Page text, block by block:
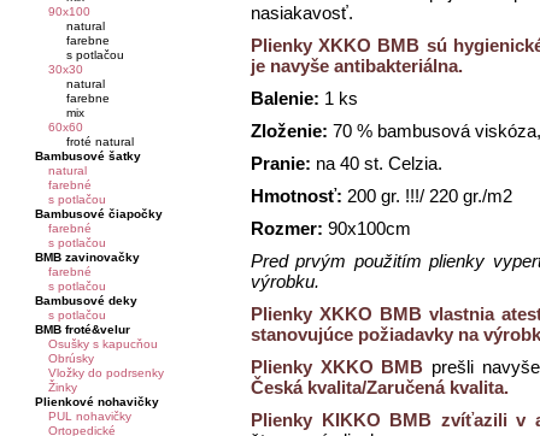
90x100
natural
farebne
s potlačou
30x30
natural
farebne
mix
60x60
froté natural
Bambusové šatky
natural
farebné
s potlačou
Bambusové čiapočky
farebné
s potlačou
BMB zavinovačky
farebné
s potlačou
Bambusové deky
s potlačou
BMB froté&velur
Osušky s kapucňou
Obrúsky
Vložky do podrsenky
Žinky
Plienkové nohavičky
PUL nohavičky
Ortopedické
nasiakavosť.
Plienky XKKO BMB sú
je navyše antibakteriálna.
Balenie: 1 ks
Zloženie: 70 % bambusová
Pranie: na 40 st. Celzia.
Hmotnosť: 200 gr. !!!/ 220 gr./m2
Rozmer: 90x100cm
Pred prvým použitím plienky
výrobku.
Plienky XKKO BMB vlastnia
stanovujúce požiadavky na
Plienky XKKO BMB prešli
Česká kvalita/Zaručená kvalita.
Plienky KIKKO BMB zvíťazili v